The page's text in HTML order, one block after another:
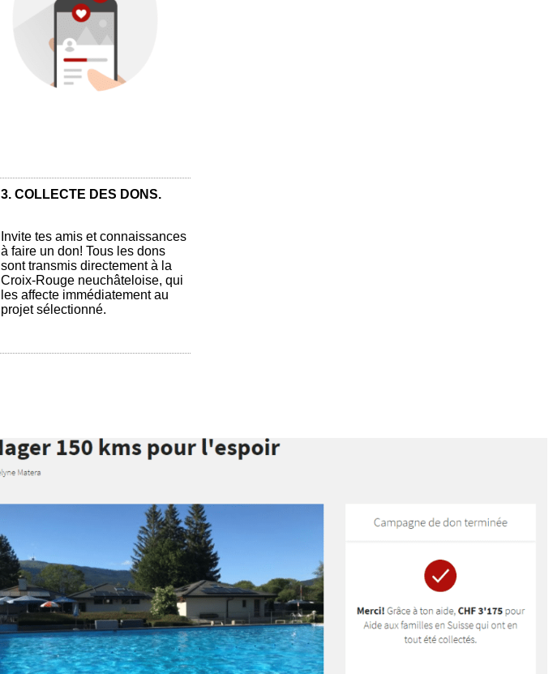
3. COLLECTE DES DONS.
Invite tes amis et connaissances
à faire un don! Tous les dons
sont transmis directement à la
Croix-Rouge neuchâteloise, qui
les affecte immédiatement au
projet sélectionné.